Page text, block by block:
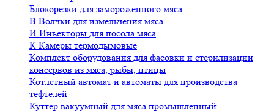
Блокорезки для замороженного мяса
В Волчки для измельчения мяса
И Инъекторы для посола мяса
К Камеры термодымовые
Комплект оборудования для фасовки и стерилизации
консервов из мяса, рыбы, птицы
Котлетный автомат и автоматы для производства
тефтелей
Куттер вакуумный для мяса промышленный